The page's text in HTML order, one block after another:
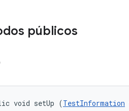
públicos
void setUp (TestInformation